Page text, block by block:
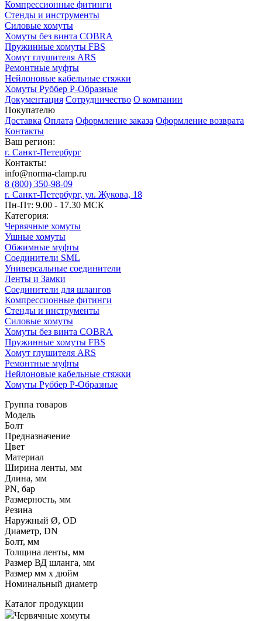
Компрессионные фитинги
Стенды и инструменты
Силовые хомуты
Хомуты без винта COBRA
Пружинные хомуты FBS
Хомут глушителя ARS
Ремонтные муфты
Нейлоновые кабельные стяжки
Хомуты Руббер Р-Образные
Документация Сотрудничество О компании
Покупателю
Доставка Оплата Оформление заказа Оформление возврата
Контакты
Ваш регион:
г. Санкт-Петербург
Контакты:
info@norma-clamp.ru
8 (800) 350-98-09
г. Санкт-Петербург, ул. Жукова, 18
Пн-Пт: 9.00 - 17.30 МСК
Категория:
Червячные хомуты
Ушные хомуты
Обжимные муфты
Соединители SML
Универсальные соединители
Ленты и Замки
Соединители для шлангов
Компрессионные фитинги
Стенды и инструменты
Силовые хомуты
Хомуты без винта COBRA
Пружинные хомуты FBS
Хомут глушителя ARS
Ремонтные муфты
Нейлоновые кабельные стяжки
Хомуты Руббер Р-Образные
Группа товаров
Модель
Болт
Предназначение
Цвет
Материал
Ширина ленты, мм
Длина, мм
PN, бар
Размерность, мм
Резина
Наружный Ø, OD
Диаметр, DN
Болт, мм
Толщина ленты, мм
Размер ВД шланга, мм
Размер мм x дюйм
Номинальный диаметр
Каталог продукции
Червячные хомуты